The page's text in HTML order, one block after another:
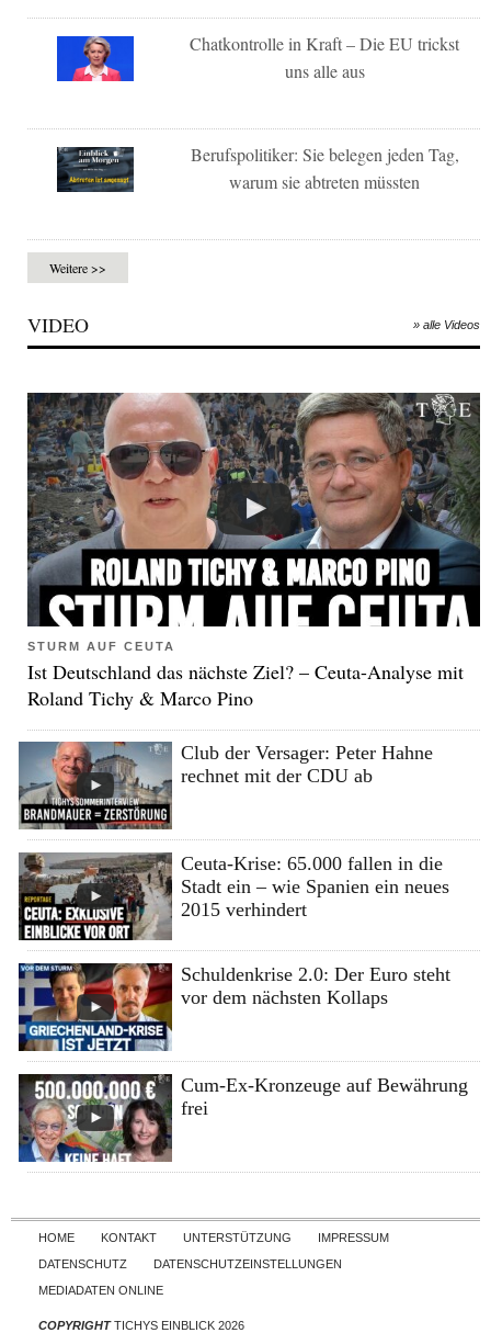
Chatkontrolle in Kraft – Die EU trickst
uns alle aus
Berufspolitiker: Sie belegen jeden Tag,
warum sie abtreten müssten
Weitere >>
VIDEO » alle Videos
STURM AUF CEUTA
Ist Deutschland das nächste Ziel? – Ceuta-Analyse mit
Roland Tichy & Marco Pino
Club der Versager: Peter Hahne
rechnet mit der CDU ab
Ceuta-Krise: 65.000 fallen in die
Stadt ein – wie Spanien ein neues
2015 verhindert
Schuldenkrise 2.0: Der Euro steht
vor dem nächsten Kollaps
Cum-Ex-Kronzeuge auf Bewährung
frei
Skip to content
HOME KONTAKT UNTERSTÜTZUNG
IMPRESSUM
DATENSCHUTZ
DATENSCHUTZEINSTELLUNGEN
MEDIADATEN ONLINE
COPYRIGHTTICHYS EINBLICK 2026